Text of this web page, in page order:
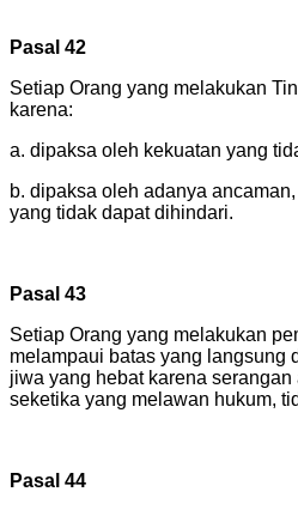
Pasal 42
Setiap Orang yang melakukan
karena:
a. dipaksa oleh kekuatan yang
b. dipaksa oleh adanya
yang tidak dapat dihindari.
Pasal 43
Setiap Orang yang melakukan
melampaui batas yang langsung
jiwa yang hebat karena
seketika yang melawan hukum,
Pasal 44